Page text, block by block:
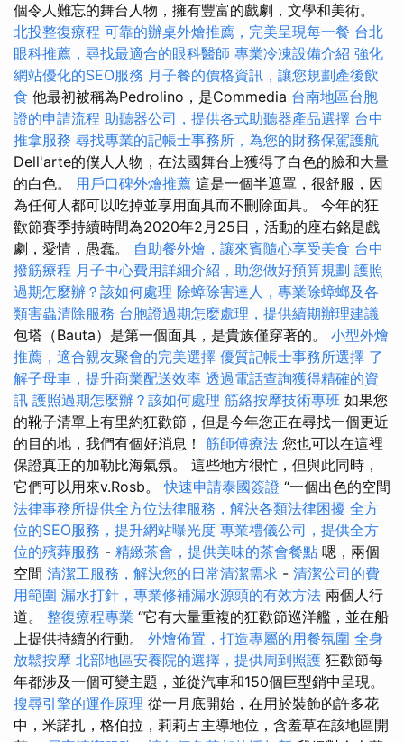
個令人難忘的舞台人物，擁有豐富的戲劇，文學和美術。
北投整復療程 可靠的辦桌外燴推薦，完美呈現每一餐 台北
眼科推薦，尋找最適合的眼科醫師 專業冷凍設備介紹 強化
網站優化的SEO服務 月子餐的價格資訊，讓您規劃產後飲
食 他最初被稱為Pedrolino，是Commedia 台南地區台胞
證的申請流程 助聽器公司，提供各式助聽器產品選擇 台中
推拿服務 尋找專業的記帳士事務所，為您的財務保駕護航
Dell'arte的僕人人物，在法國舞台上獲得了白色的臉和大量
的白色。 用戶口碑外燴推薦 這是一個半遮罩，很舒服，因
為任何人都可以吃掉並享用面具而不刪除面具。 今年的狂
歡節賽季持續時間為2020年2月25日，活動的座右銘是戲
劇，愛情，愚蠢。 自助餐外燴，讓來賓隨心享受美食 台中
撥筋療程 月子中心費用詳細介紹，助您做好預算規劃 護照
過期怎麼辦？該如何處理 除蟑除害達人，專業除蟑螂及各
類害蟲清除服務 台胞證過期怎麼處理，提供續期辦理建議
包塔（Bauta）是第一個面具，是貴族僅穿著的。 小型外燴
推薦，適合親友聚會的完美選擇 優質記帳士事務所選擇 了
解子母車，提升商業配送效率 透過電話查詢獲得精確的資
訊 護照過期怎麼辦？該如何處理 筋絡按摩技術專班 如果您
的靴子清單上有里約狂歡節，但是今年您正在尋找一個更近
的目的地，我們有個好消息！ 筋師傅療法 您也可以在這裡
保證真正的加勒比海氣氛。 這些地方很忙，但與此同時，
它們可以用來v.Rosb。快速申請泰國簽證 “一個出色的空間
法律事務所提供全方位法律服務，解決各類法律困擾 全方
位的SEO服務，提升網站曝光度 專業禮儀公司，提供全方
位的殯葬服務 - 精緻茶會，提供美味的茶會餐點 嗯，兩個
空間 清潔工服務，解決您的日常清潔需求 - 清潔公司的費
用範圍 漏水打針，專業修補漏水源頭的有效方法 兩個人行
道。 整復療程專業 “它有大量重複的狂歡節巡洋艦，並在船
上提供持續的行動。 外燴佈置，打造專屬的用餐氛圍 全身
放鬆按摩 北部地區安養院的選擇，提供周到照護 狂歡節每
年都涉及一個可變主題，並從汽車和150個巨型銷中呈現。
搜尋引擎的運作原理 從一月底開始，在用於裝飾的許多花
中，米諾扎，格伯拉，莉莉占主導地位，含羞草在該地區開